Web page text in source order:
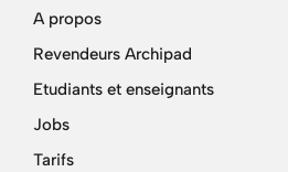
A propos
Revendeurs Archipad
Etudiants et enseignants
Jobs
Tarifs